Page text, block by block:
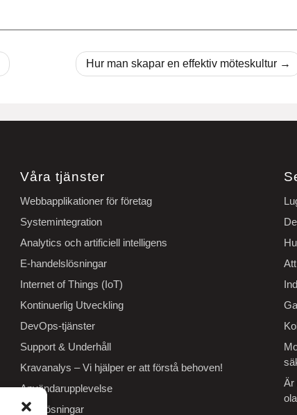
Hur man skapar en effektiv möteskultur
Våra tjänster
Webbapplikationer för företag
Systemintegration
Analytics och artificiell intelligens
E-handelslösningar
Internet of Things (IoT)
Kontinuerlig Utveckling
DevOps-tjänster
Support & Underhåll
Kravanalys – Vi hjälper er att förstå behoven!
Användarupplevelse
Betallösningar
Är